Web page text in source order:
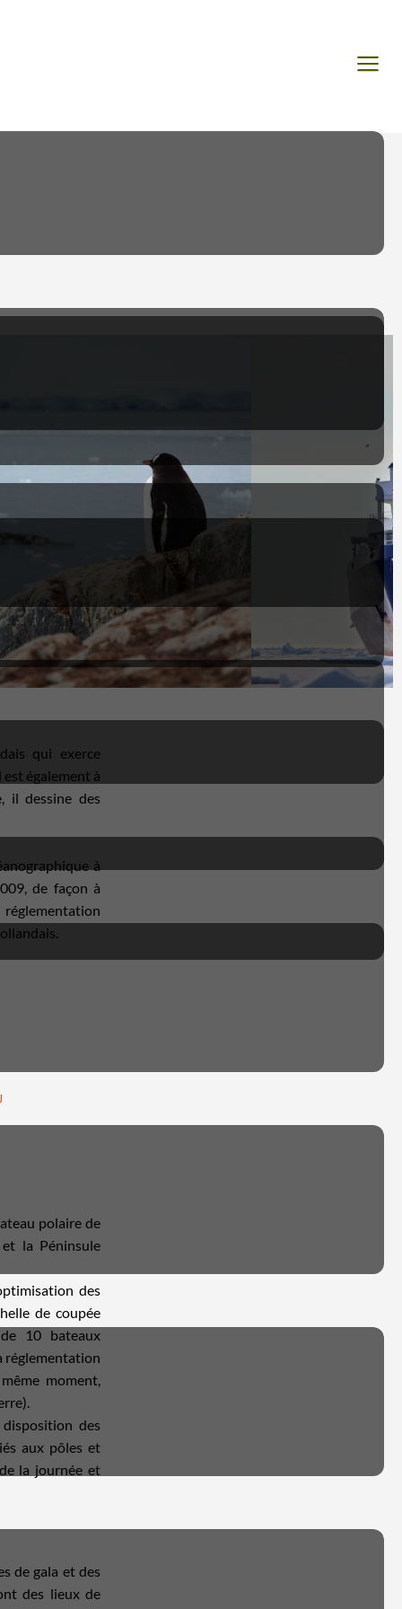
qui exerce
également à
il dessine des
à
de façon à
polaire de
la Péninsule
des
de coupée
10 bateaux
réglementation
moment,
des
aux pôles et
la journée et
de gala et des
des lieux de